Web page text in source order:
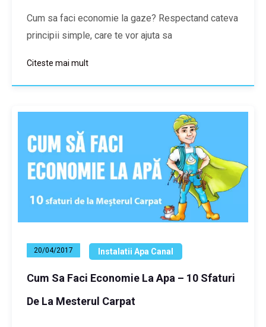
Cum sa faci economie la gaze? Respectand cateva
principii simple, care te vor ajuta sa
Citeste mai mult
20/04/2017 Instalatii Apa Canal
Cum Sa Faci Economie La Apa – 10 Sfaturi
De La Mesterul Carpat